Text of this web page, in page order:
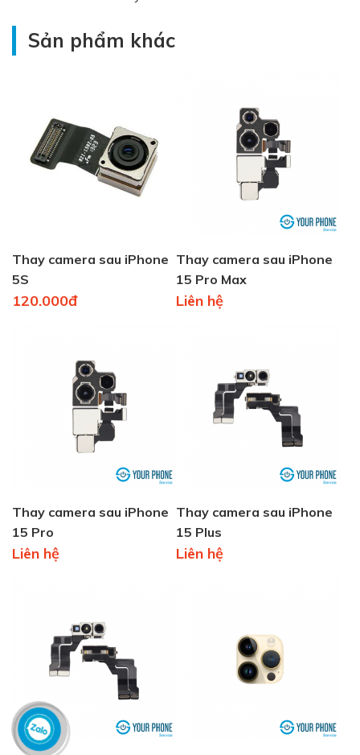
Sản phẩm khác
Thay camera sau iPhone
5S
120.000đ
Thay camera sau iPhone
15 Pro Max
Liên hệ
Thay camera sau iPhone
15 Pro
Liên hệ
Thay camera sau iPhone
15 Plus
Liên hệ